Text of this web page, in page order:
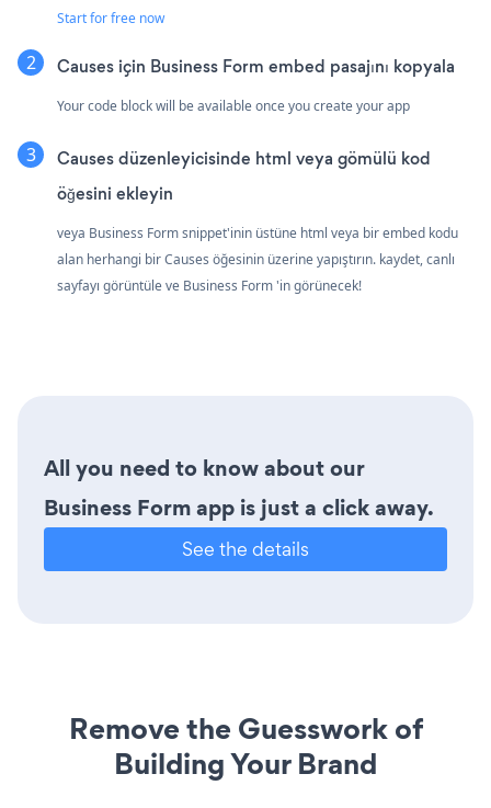
Start for free now
Causes için Business Form embed pasajını kopyala
Your code block will be available once you create your app
Causes düzenleyicisinde html veya gömülü kod
öğesini ekleyin
veya Business Form snippet'inin üstüne html veya bir embed kodu
alan herhangi bir Causes öğesinin üzerine yapıştırın. kaydet, canlı
sayfayı görüntüle ve Business Form 'in görünecek!
All you need to know about our
Business Form app is just a click away.
See the details
Remove the Guesswork of
Building Your Brand